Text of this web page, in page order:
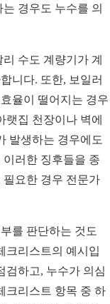
경우도 누수를 의
수도 계량기가 계
니다. 또한, 보일러
율이 떨어지는 경우
랫집 천장이나 벽에
발생하는 경우에도
러한 징후들을 종
요한 경우 전문가
를 판단하는 것도
크리스트의 예시입
검하고, 누수가 의심
크리스트 항목 중 하